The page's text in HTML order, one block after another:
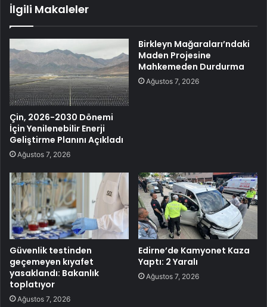
İlgili Makaleler
Çin, 2026-2030 Dönemi
İçin Yenilenebilir Enerji
Geliştirme Planını Açıkladı
Ağustos 7, 2026
Birkleyn Mağaraları’ndaki
Maden Projesine
Mahkemeden Durdurma
Ağustos 7, 2026
Güvenlik testinden
geçemeyen kıyafet
yasaklandı: Bakanlık
toplatıyor
Ağustos 7, 2026
Edirne’de Kamyonet Kaza
Yaptı: 2 Yaralı
Ağustos 7, 2026